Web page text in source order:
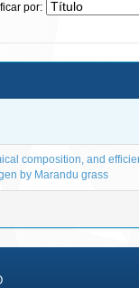
por:
composition, and
by Marandu grass